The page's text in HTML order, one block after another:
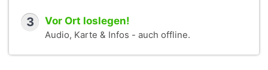
3 Vor Ort loslegen!
Audio, Karte & Infos - auch offline.